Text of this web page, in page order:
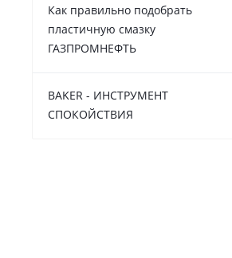
Как правильно подобрать
пластичную смазку
ГАЗПРОМНЕФТЬ
BAKER - ИНСТРУМЕНТ
СПОКОЙСТВИЯ